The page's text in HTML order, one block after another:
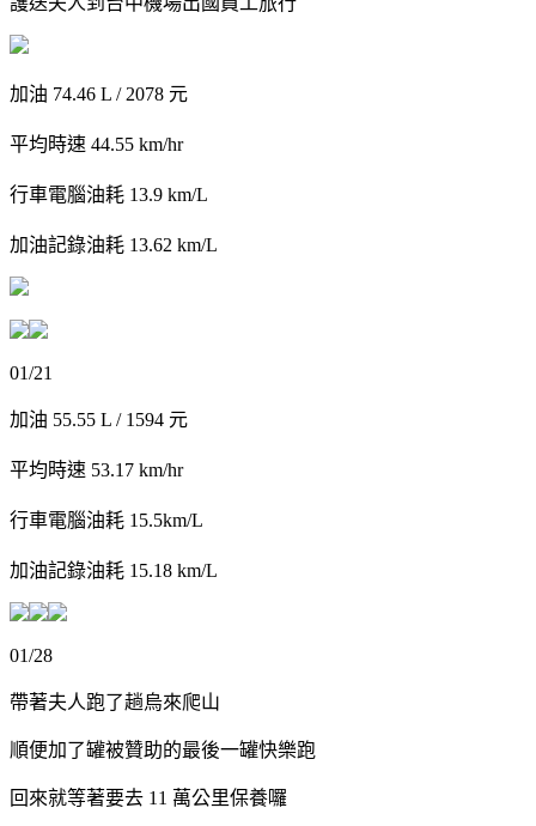
加油 74.46 L / 2078 元
平均時速 44.55 km/hr
行車電腦油耗 13.9 km/L
加油記錄油耗 13.62 km/L
01/21
加油 55.55 L / 1594 元
平均時速 53.17 km/hr
行車電腦油耗 15.5km/L
加油記錄油耗 15.18 km/L
01/28
帶著夫人跑了趟烏來爬山
順便加了罐被贊助的最後一罐快樂跑
回來就等著要去 11 萬公里保養囉